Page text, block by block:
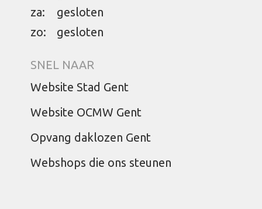
SNEL NAAR
Website Stad Gent
Website OCMW Gent
Opvang daklozen Gent
Webshops die ons steunen
za:
gesloten
zo:
gesloten